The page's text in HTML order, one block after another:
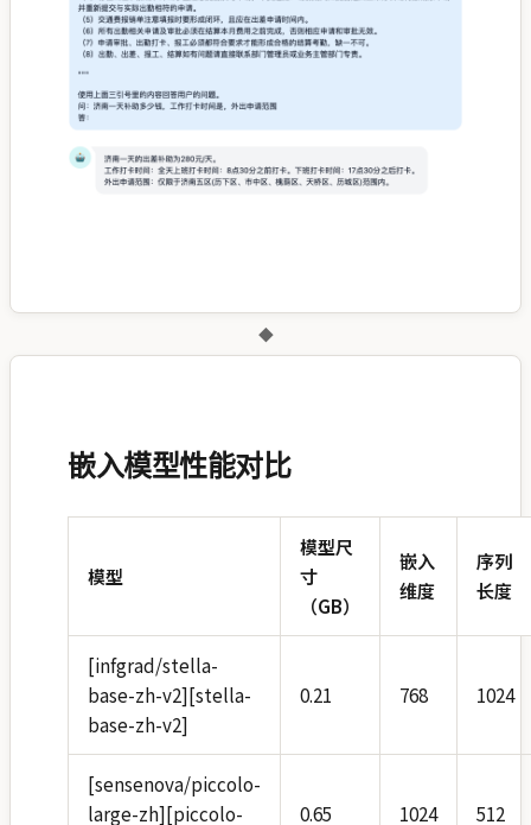
◆
嵌入模型性能对比
模型
模型尺
寸
（GB）
嵌入
维度
序列
长度
[infgrad/stella-
base-zh-v2][stella-
base-zh-v2]
0.21 768 1024
[sensenova/piccolo-
large-zh][piccolo-
0.65 1024 512